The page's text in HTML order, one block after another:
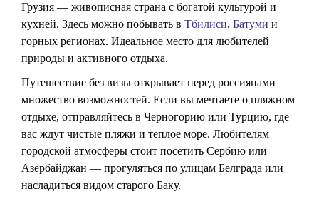
Грузия — живописная страна с богатой культурой и
кухней. Здесь можно побывать в Тбилиси, Батуми и
горных регионах. Идеальное место для любителей
природы и активного отдыха.
Путешествие без визы открывает перед россиянами
множество возможностей. Если вы мечтаете о пляжном
отдыхе, отправляйтесь в Черногорию или Турцию, где
вас ждут чистые пляжи и теплое море. Любителям
городской атмосферы стоит посетить Сербию или
Азербайджан — прогуляться по улицам Белграда или
насладиться видом старого Баку.